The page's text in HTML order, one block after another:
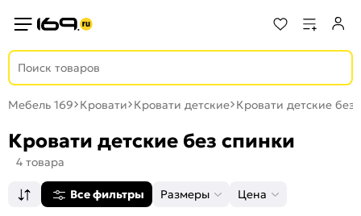
Мебель 169 Кровати Кровати детские Кровати детские без
Кровати детские без спинки
4 товара
Все фильтры Размеры Цена